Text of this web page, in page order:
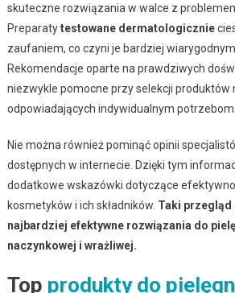
skuteczne rozwiązania w walce z
Preparatytestowane dermatologicznie
zaufaniem, co czyni je bardziej
Rekomendacje oparte na prawdziwych
niezwykle pomocne przy selekcji produktów
odpowiadających indywidualnym potrzebom
Nie można również pominąć opinii
dostępnych w internecie. Dzięki tym
dodatkowe wskazówki dotyczące
kosmetyków i ich składników. Taki przegląd
najbardziej efektywne rozwiązania do
naczynkowej i wrażliwej.
Top produkty do